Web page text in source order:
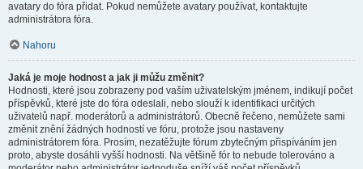
avatary do fóra přidat. Pokud nemůžete avatary používat, kontaktujte
administrátora fóra.
Nahoru
Jaká je moje hodnost a jak ji můžu změnit?
Hodnosti, které jsou zobrazeny pod vaším uživatelským jménem, indikují počet
příspěvků, které jste do fóra odeslali, nebo slouží k identifikaci určitých
uživatelů např. moderátorů a administrátorů. Obecně řečeno, nemůžete sami
změnit znění žádných hodností ve fóru, protože jsou nastaveny
administrátorem fóra. Prosím, nezatěžujte fórum zbytečným přispíváním jen
proto, abyste dosáhli vyšší hodnosti. Na většině fór to nebude tolerováno a